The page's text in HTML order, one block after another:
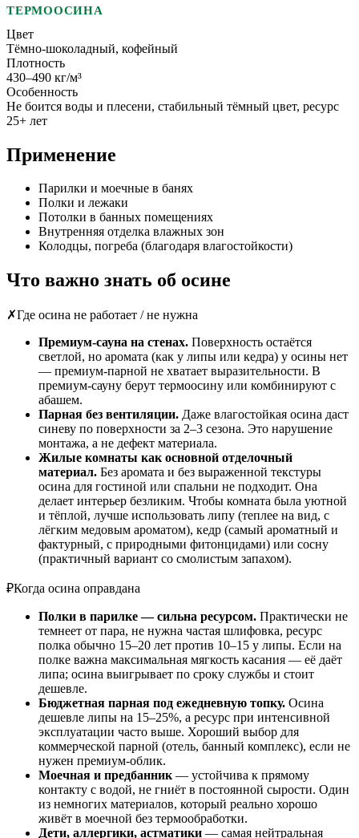
ТЕРМООСИНА
Цвет
Тёмно-шоколадный, кофейный
Плотность
430–490 кг/м³
Особенность
Не боится воды и плесени, стабильный тёмный цвет, ресурс
25+ лет
Применение
Парилки и моечные в банях
Полки и лежаки
Потолки в банных помещениях
Внутренняя отделка влажных зон
Колодцы, погреба (благодаря влагостойкости)
Что важно знать об осине
✗Где осина не работает / не нужна
Премиум-сауна на стенах. Поверхность остаётся
светлой, но аромата (как у липы или кедра) у осины нет
— премиум-парной не хватает выразительности. В
премиум-сауну берут термоосину или комбинируют с
абашем.
Парная без вентиляции. Даже влагостойкая осина даст
синеву по поверхности за 2–3 сезона. Это нарушение
монтажа, а не дефект материала.
Жилые комнаты как основной отделочный
материал. Без аромата и без выраженной текстуры
осина для гостиной или спальни не подходит. Она
делает интерьер безликим. Чтобы комната была уютной
и тёплой, лучше использовать липу (теплее на вид, с
лёгким медовым ароматом), кедр (самый ароматный и
фактурный, с природными фитонцидами) или сосну
(практичный вариант со смолистым запахом).
₽Когда осина оправдана
Полки в парилке — сильна ресурсом. Практически не
темнеет от пара, не нужна частая шлифовка, ресурс
полка обычно 15–20 лет против 10–15 у липы. Если на
полке важна максимальная мягкость касания — её даёт
липа; осина выигрывает по сроку службы и стоит
дешевле.
Бюджетная парная под ежедневную топку. Осина
дешевле липы на 15–25%, а ресурс при интенсивной
эксплуатации часто выше. Хороший выбор для
коммерческой парной (отель, банный комплекс), если не
нужен премиум-облик.
Моечная и предбанник — устойчива к прямому
контакту с водой, не гниёт в постоянной сырости. Один
из немногих материалов, который реально хорошо
живёт в моечной без термообработки.
Дети, аллергики, астматики — самая нейтральная